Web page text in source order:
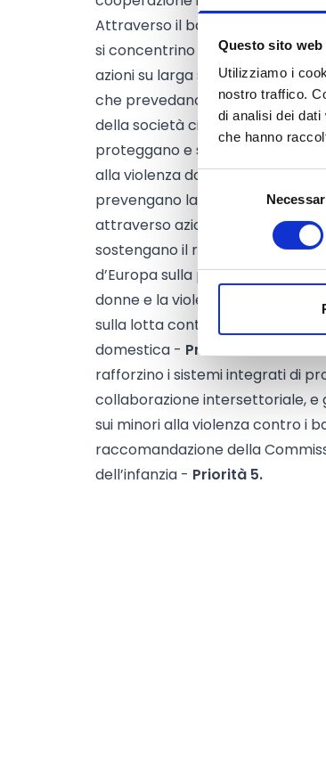
Questo sito
Utilizziamo i
nostro traffico.
di analisi dei
che hanno
Selezione
del
consenso
Attraverso il bando, suddiviso in
si concentrino su varie forme di
azioni su larga scala e a lungo
che prevedano il sostegno
della società civile più piccole) -
proteggano e sostengano le
alla violenza domestica -
prevengano la violenza di
attraverso azioni mirate -
sostengano il raggiungimento
d’Europa sulla prevenzione e
donne e la violenza domestica
sulla lotta contro la violenza nei
domestica - Priorità 4
rafforzino i sistemi integrati di
collaborazione intersettoriale,
sui minori alla violenza contro i
raccomandazione della
dell’infanzia - Priorità 5.